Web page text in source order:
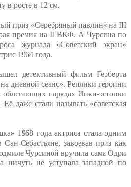
в росте в 12 см.
приз «Серебряный павлин» на III
премия на II ВКФ. А Чурсина по
журнала «Советский экран»
1964 года.
детективный фильм Герберта
дневной сеанс». Реплики героини
нарядах Инки-эстонки
даже стали называть «советская
1968 года актриса стала одним
Себастьяне, завоевав приз как
Чурсиной вручила сама Одри
ничуть не уступала западной по